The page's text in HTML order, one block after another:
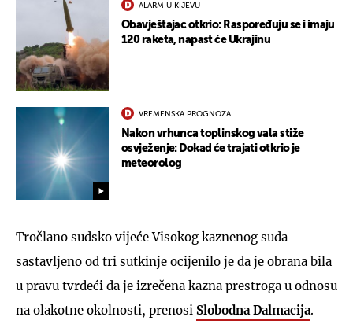
ALARM U KIJEVU
Obavještajac otkrio: Raspoređuju se i imaju
120 raketa, napast će Ukrajinu
VREMENSKA PROGNOZA
Nakon vrhunca toplinskog vala stiže
osvježenje: Dokad će trajati otkrio je
meteorolog
Tročlano sudsko vijeće Visokog kaznenog suda
sastavljeno od tri sutkinje ocijenilo je da je obrana bila
u pravu tvrdeći da je izrečena kazna prestroga u odnosu
na olakotne okolnosti, prenosi Slobodna Dalmacija.